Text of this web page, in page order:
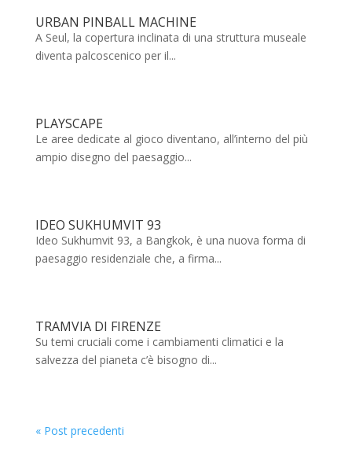
URBAN PINBALL MACHINE
A Seul, la copertura inclinata di una struttura museale
diventa palcoscenico per il...
PLAYSCAPE
Le aree dedicate al gioco diventano, all’interno del più
ampio disegno del paesaggio...
IDEO SUKHUMVIT 93
Ideo Sukhumvit 93, a Bangkok, è una nuova forma di
paesaggio residenziale che, a firma...
TRAMVIA DI FIRENZE
Su temi cruciali come i cambiamenti climatici e la
salvezza del pianeta c’è bisogno di...
« Post precedenti